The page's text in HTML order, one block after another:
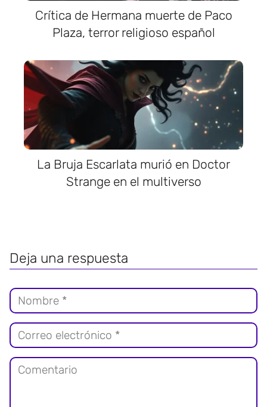
Crítica de Hermana muerte de Paco
Plaza, terror religioso español
La Bruja Escarlata murió en Doctor
Strange en el multiverso
Deja una respuesta